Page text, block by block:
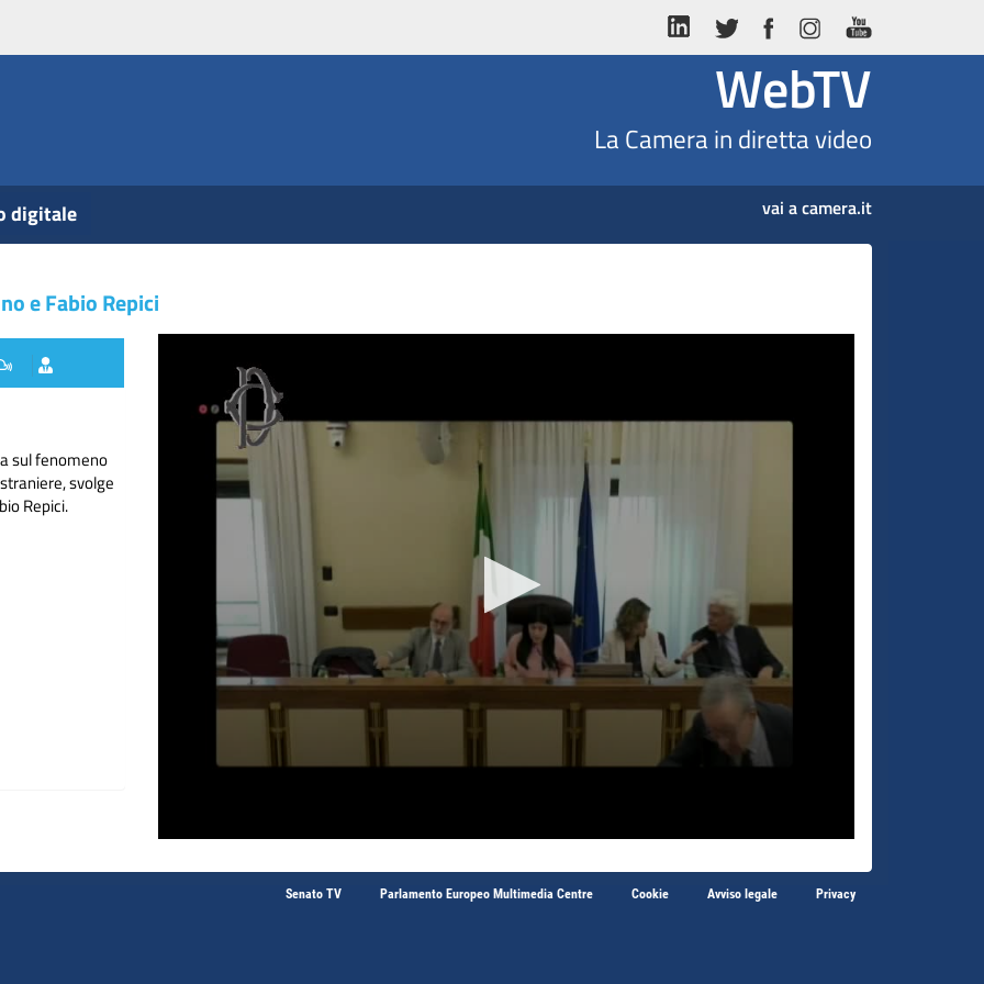
WebTV
La Camera in diretta video
digitale vai a camera.it
e Fabio Repici
sul fenomeno
svolge
Repici.
Senato TV Parlamento Europeo Multimedia Centre Cookie Avviso legale Privacy